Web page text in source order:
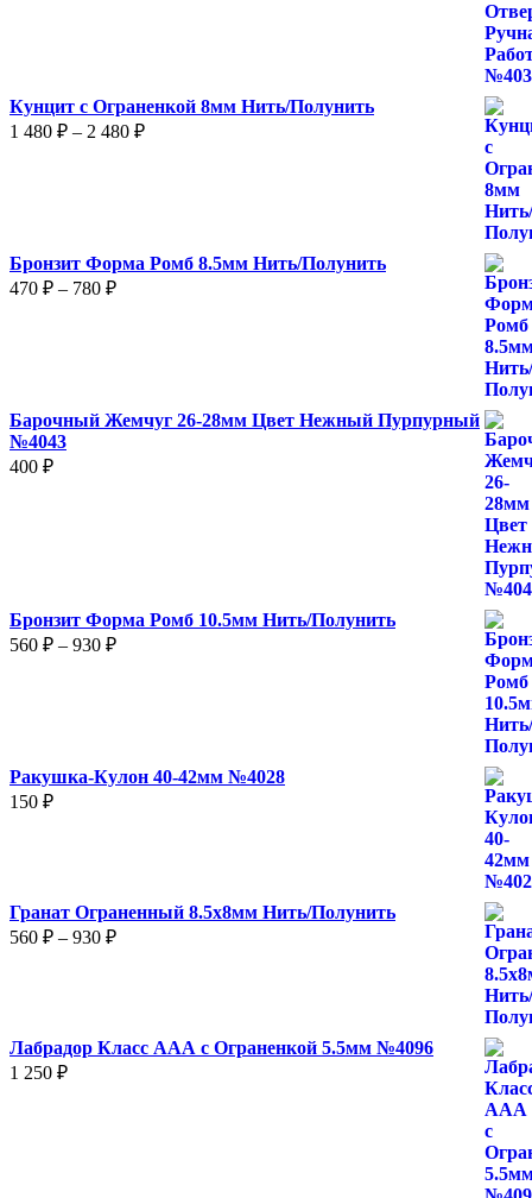
Кунцит с Ограненкой 8мм Нить/Полунить
1 480 ₽ – 2 480 ₽Диапазон
480 ₽
Бронзит Форма Ромб 8.5мм Нить/Полунить
470 ₽ – 780 ₽Диапазон
Барочный Жемчуг 26-28мм Цвет Нежный Пурпурный
№4043
400 ₽
Бронзит Форма Ромб 10.5мм Нить/Полунить
560 ₽ – 930 ₽Диапазон
Ракушка-Кулон 40-42мм №4028
150 ₽
Гранат Ограненный 8.5х8мм Нить/Полунить
560 ₽ – 930 ₽Диапазон
Лабрадор Класс ААА с Ограненкой 5.5мм №4096
1 250 ₽